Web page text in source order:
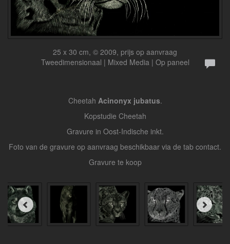
25 x 30 cm, © 2009, prijs op aanvraag
Tweedimensionaal | Mixed Media | Op paneel
Cheetah Acinonyx jubatus.
Kopstudie Cheetah
Gravure in Oost-Indische inkt.
Foto van de gravure op aanvraag beschikbaar via de tab contact.
Gravure te koop